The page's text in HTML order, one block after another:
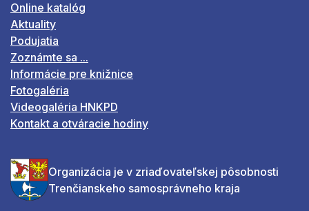
Online katalóg
Aktuality
Podujatia
Zoznámte sa ...
Informácie pre knižnice
Fotogaléria
Videogaléria HNKPD
Kontakt a otváracie hodiny
Organizácia je v zriaďovateľskej pôsobnosti
Trenčianskeho samosprávneho kraja